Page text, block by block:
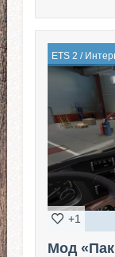
ETS 2 /
+1
Мод